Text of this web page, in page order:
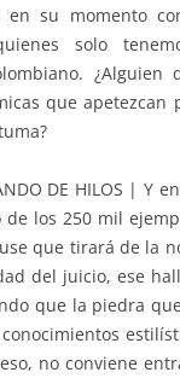
en su momento
solo
¿Alguien
que apetezcan
DE HILOS | Y
de los 250 mil
que tirará de la
del juicio, ese
que la piedra
no conviene